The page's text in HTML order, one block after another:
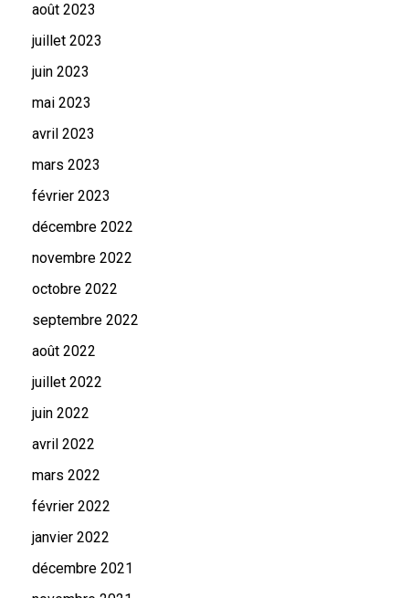
août 2023
juillet 2023
juin 2023
mai 2023
avril 2023
mars 2023
février 2023
décembre 2022
novembre 2022
octobre 2022
septembre 2022
août 2022
juillet 2022
juin 2022
avril 2022
mars 2022
février 2022
janvier 2022
décembre 2021